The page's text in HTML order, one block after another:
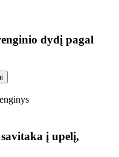
dydį pagal
į upelį,